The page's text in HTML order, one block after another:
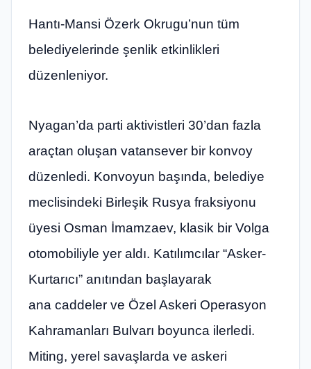
Hantı-Mansi Özerk Okrugu’nun tüm
belediyelerinde şenlik etkinlikleri
düzenleniyor.
Nyagan’da parti aktivistleri 30’dan fazla
araçtan oluşan vatansever bir konvoy
düzenledi. Konvoyun başında, belediye
meclisindeki Birleşik Rusya fraksiyonu
üyesi Osman İmamzaev, klasik bir Volga
otomobiliyle yer aldı. Katılımcılar “Asker-
Kurtarıcı” anıtından başlayarak
ana caddeler ve Özel Askeri Operasyon
Kahramanları Bulvarı boyunca ilerledi.
Miting, yerel savaşlarda ve askeri